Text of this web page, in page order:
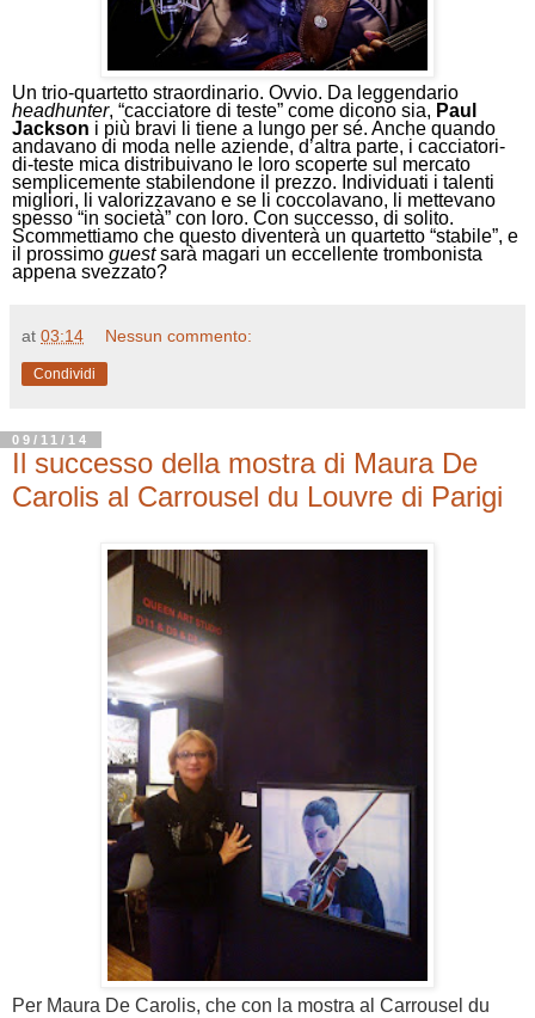
Un trio-quartetto straordinario. Ovvio. Da leggendario
headhunter, “cacciatore di teste” come dicono sia, Paul
Jackson i più bravi li tiene a lungo per sé. Anche quando
andavano di moda nelle aziende, d’altra parte, i cacciatori-
di-teste mica distribuivano le loro scoperte sul mercato
semplicemente stabilendone il prezzo. Individuati i talenti
migliori, li valorizzavano e se li coccolavano, li mettevano
spesso “in società” con loro. Con successo, di solito.
Scommettiamo che questo diventerà un quartetto “stabile”, e
il prossimo guestsarà magari un eccellente trombonista
appena svezzato?
at 03:14 Nessun commento:
Condividi
09/11/14
Il successo della mostra di Maura De
Carolis al Carrousel du Louvre di Parigi
Per Maura De Carolis, che con la mostra al Carrousel du